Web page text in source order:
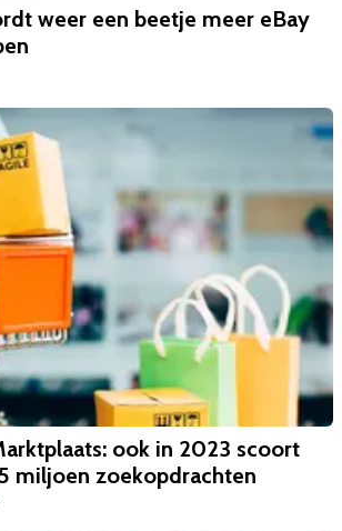
weer een beetje meer eBay
ook in 2023 scoort
miljoen zoekopdrachten